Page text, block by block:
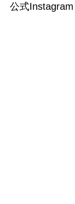
公式Instagram